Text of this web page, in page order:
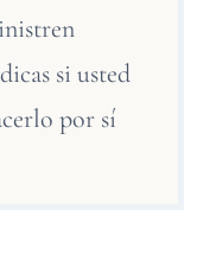
si usted
por sí